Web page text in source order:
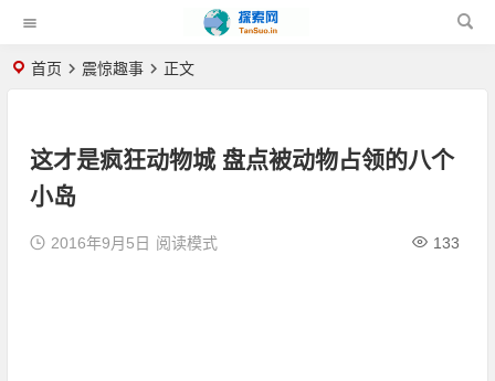
首页 震惊趣事 正文
这才是疯狂动物城 盘点被动物占领的八个
小岛
2016年9月5日 133
阅读模式